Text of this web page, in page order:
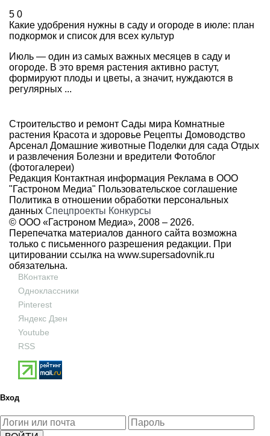
5 0
Какие удобрения нужны в саду и огороде в июле: план
подкормок и список для всех культур
Июль — один из самых важных месяцев в саду и
огороде. В это время растения активно растут,
формируют плоды и цветы, а значит, нуждаются в
регулярных ...
Строительство и ремонт Сады мира Комнатные
растения Красота и здоровье Рецепты Домоводство
Арсенал Домашние животные Поделки для сада Отдых
и развлечения Болезни и вредители Фотоблог
(фотогалереи)
Редакция Контактная информация Реклама в ООО
"Гастроном Медиа" Пользовательское соглашение
Политика в отношении обработки персональных
данных Спецпроекты Конкурсы
© ООО «Гастроном Медиа», 2008 – 2026.
Перепечатка материалов данного сайта возможна
только с письменного разрешения редакции. При
цитировании ссылка на www.supersadovnik.ru
обязательна.
ВКонтакте
Одноклассники
Pinterest
Яндекс Дзен
Youtube
RSS
Вход